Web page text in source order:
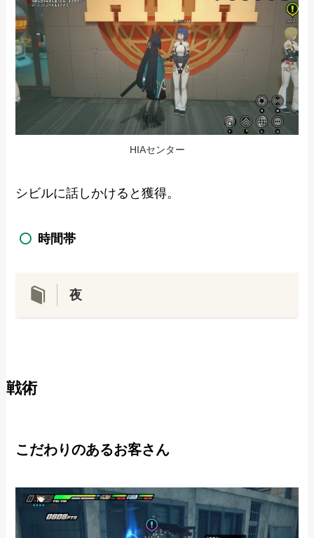
HIAセンター
シビルに話しかけると獲得。
時間帯
夜
戦術
こだわりのあるお客さん